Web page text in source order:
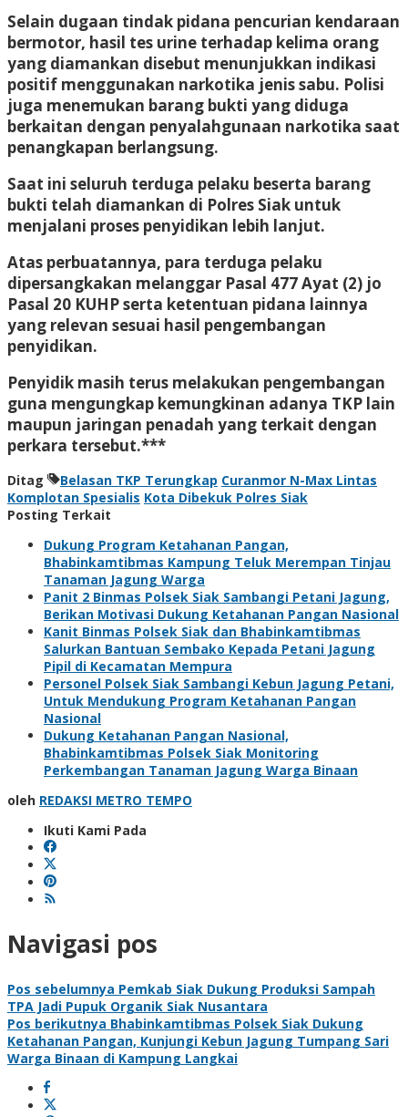
Selain dugaan tindak pidana pencurian kendaraan
bermotor, hasil tes urine terhadap kelima orang
yang diamankan disebut menunjukkan indikasi
positif menggunakan narkotika jenis sabu. Polisi
juga menemukan barang bukti yang diduga
berkaitan dengan penyalahgunaan narkotika saat
penangkapan berlangsung.
Saat ini seluruh terduga pelaku beserta barang
bukti telah diamankan di Polres Siak untuk
menjalani proses penyidikan lebih lanjut.
Atas perbuatannya, para terduga pelaku
dipersangkakan melanggar Pasal 477 Ayat (2) jo
Pasal 20 KUHP serta ketentuan pidana lainnya
yang relevan sesuai hasil pengembangan
penyidikan.
Penyidik masih terus melakukan pengembangan
guna mengungkap kemungkinan adanya TKP lain
maupun jaringan penadah yang terkait dengan
perkara tersebut.***
Ditag Belasan TKP Terungkap Curanmor N-Max Lintas
Komplotan Spesialis Kota Dibekuk Polres Siak
Posting Terkait
Dukung Program Ketahanan Pangan,
Bhabinkamtibmas Kampung Teluk Merempan Tinjau
Tanaman Jagung Warga
Panit 2 Binmas Polsek Siak Sambangi Petani Jagung,
Berikan Motivasi Dukung Ketahanan Pangan Nasional
Kanit Binmas Polsek Siak dan Bhabinkamtibmas
Salurkan Bantuan Sembako Kepada Petani Jagung
Pipil di Kecamatan Mempura
Personel Polsek Siak Sambangi Kebun Jagung Petani,
Untuk Mendukung Program Ketahanan Pangan
Nasional
Dukung Ketahanan Pangan Nasional,
Bhabinkamtibmas Polsek Siak Monitoring
Perkembangan Tanaman Jagung Warga Binaan
oleh REDAKSI METRO TEMPO
Ikuti Kami Pada
Navigasi pos
Pos sebelumnya Pemkab Siak Dukung Produksi Sampah
TPA Jadi Pupuk Organik Siak Nusantara
Pos berikutnya Bhabinkamtibmas Polsek Siak Dukung
Ketahanan Pangan, Kunjungi Kebun Jagung Tumpang Sari
Warga Binaan di Kampung Langkai